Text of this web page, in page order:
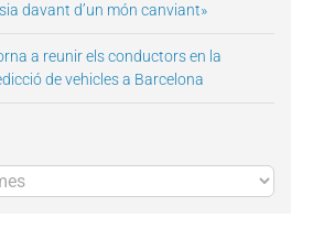
davant d’un món canviant»
a reunir els conductors en la
de vehicles a Barcelona